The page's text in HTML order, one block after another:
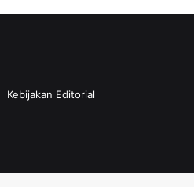
Kebijakan Editorial